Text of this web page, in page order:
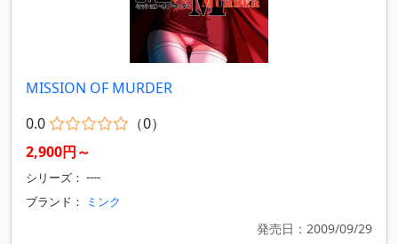
MISSION OF MURDER
0.0
（0）
2,900円～
シリーズ： ----
ブランド：
ミンク
発売日：2009/09/29